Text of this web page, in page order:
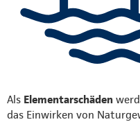
Als Elementarschäden
das Einwirken von